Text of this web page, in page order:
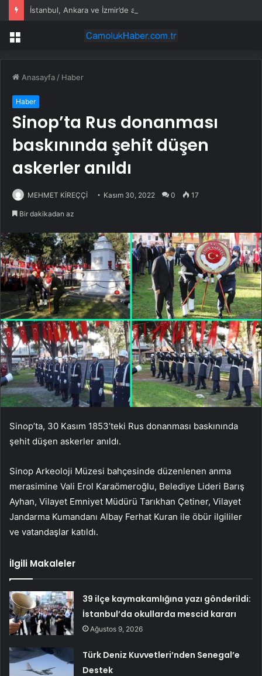
Menü
Anasayfa / Haber
Haber
Sinop’ta Rus donanması
baskınında şehit düşen
askerler anıldı
MEHMET KİREÇÇİ Kasım 30, 2022 0 17
Bir dakikadan az
Sinop’ta, 30 Kasım 1853’teki Rus donanması baskınında
şehit düşen askerler anıldı.
Sinop Arkeoloji Müzesi bahçesinde düzenlenen anma
merasimine Vali Erol Karaömeroğlu, Belediye Lideri Barış
Ayhan, Vilayet Emniyet Müdürü Tarıkhan Çetiner, Vilayet
Jandarma Kumandanı Albay Ferhat Kuran ile öbür ilgililer
ve vatandaşlar katıldı.
İlgili Makaleler
39 ilçe kaymakamlığına yazı gönderildi:
İstanbul’da okullarda mescid kararı
Ağustos 9, 2026
Türk Deniz Kuvvetleri’nden Senegal’e
Destek